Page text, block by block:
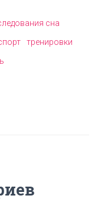
сна
тренировки